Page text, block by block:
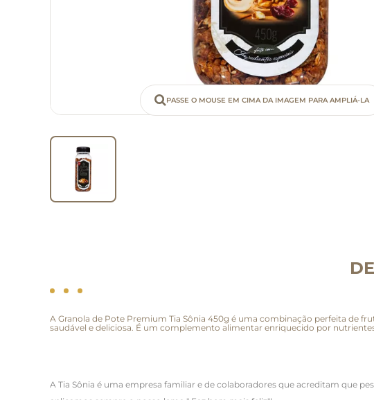
PASSE O MOUSE EM CIMA DA IMAGEM PARA AMPLIÁ-LA
A Granola de Pote Premium Tia Sônia 450g é uma combinação perfeita de
saudável e deliciosa. É um complemento alimentar enriquecido por
A Tia Sônia é uma empresa familiar e de colaboradores que acreditam que